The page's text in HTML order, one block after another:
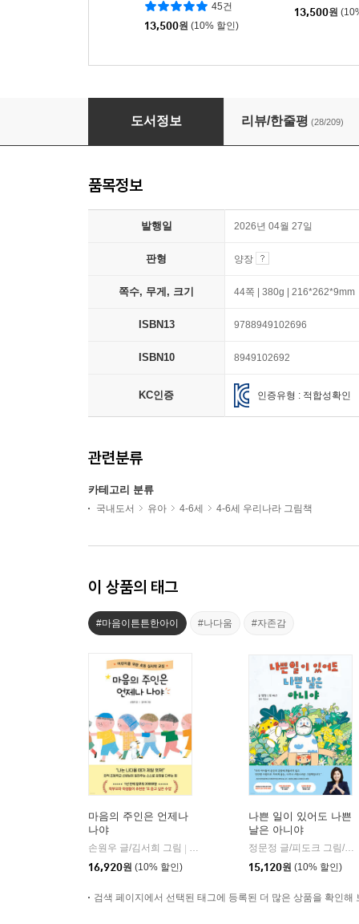
45건
13,500원 (10% 할인)
13,500원
불량 진주
도서정보 리뷰/한줄평 (28/209)
품목정보
발행일 2026년 04월 27일
판형 양장
쪽수, 무게, 크기 44쪽 | 380g | 216*262*9mm
ISBN13 9788949102696
ISBN10 8949102692
KC인증 인증유형 : 적합성확인
관련분류
카테고리 분류
국내도서 유아 4-6세 4-6세 우리나라 그림책
이 상품의 태그
#마음이튼튼한아이 #나다움 #자존감
마음의 주인은 언제나
나야
손원우 글/김서희 그림
페이지2북스
16,920원 (10% 할인)
나쁜 일이 있어도 나쁜
날은 아니야
정문정 글/피도크 그림/천근아 감수
15,120원 (10% 할인)
검색 페이지에서 선택된 태그에 등록된 더 많은 상품을 확인해